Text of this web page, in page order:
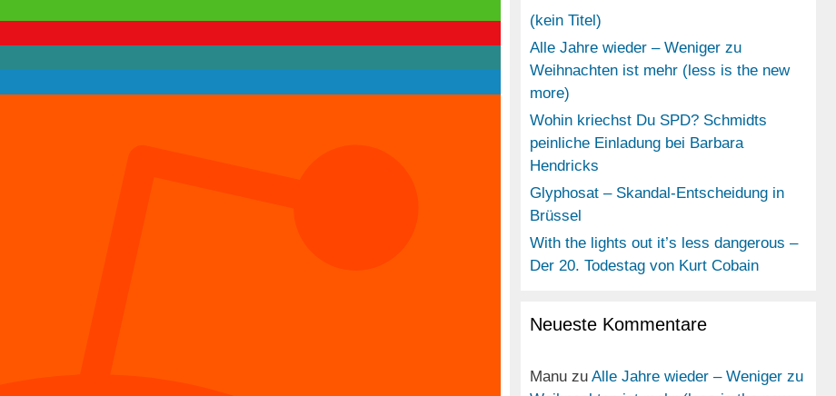
(kein Titel)
Alle Jahre wieder – Weniger zu
Weihnachten ist mehr (less is the new
more)
Wohin kriechst Du SPD? Schmidts
peinliche Einladung bei Barbara
Hendricks
Glyphosat – Skandal-Entscheidung in
Brüssel
With the lights out it’s less dangerous –
Der 20. Todestag von Kurt Cobain
Neueste Kommentare
Manu zu Alle Jahre wieder – Weniger zu